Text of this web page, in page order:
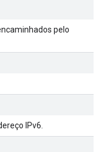
pelo
IPv6.